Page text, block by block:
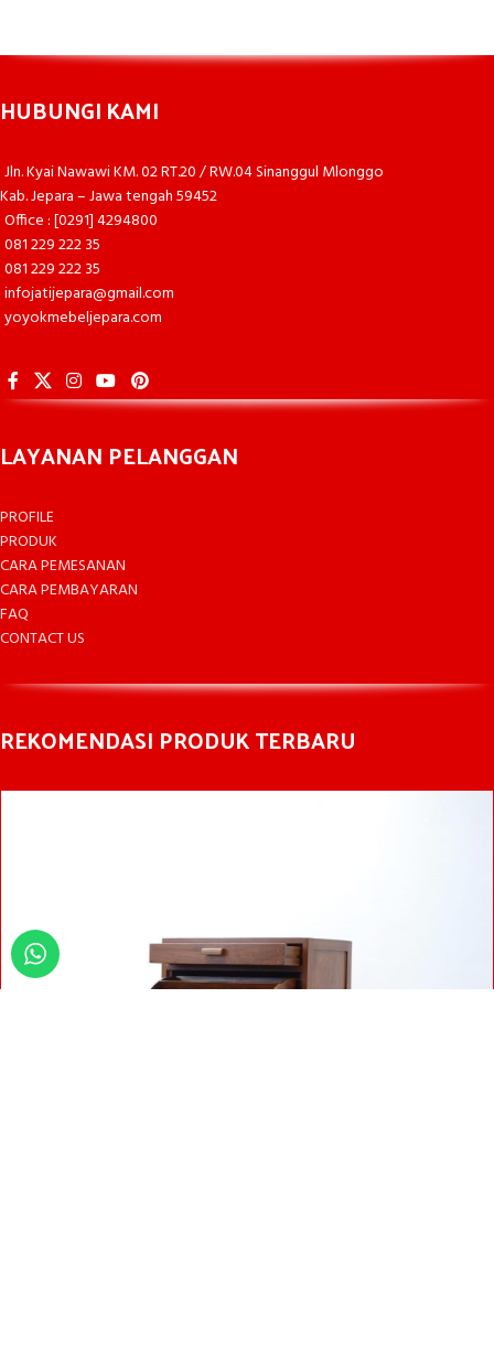
HUBUNGI KAMI
Jln. Kyai Nawawi KM. 02 RT.20 / RW.04 Sinanggul Mlonggo
Kab. Jepara – Jawa tengah 59452
Office : [0291] 4294800
081 229 222 35
081 229 222 35
infojatijepara@gmail.com
yoyokmebeljepara.com
LAYANAN PELANGGAN
PROFILE
PRODUK
CARA PEMESANAN
CARA PEMBAYARAN
FAQ
CONTACT US
REKOMENDASI PRODUK TERBARU